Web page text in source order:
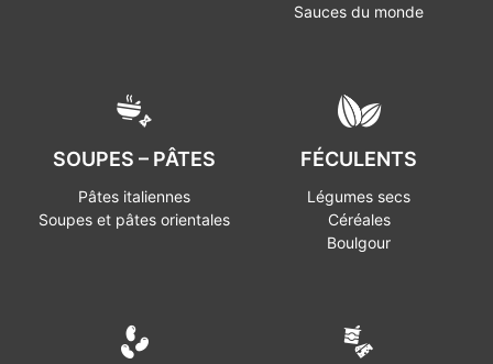
Sauces du monde
SOUPES – PÂTES
Pâtes italiennes
Soupes et pâtes orientales
FÉCULENTS
Légumes secs
Céréales
Boulgour